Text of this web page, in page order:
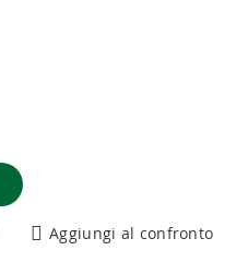
Aggiungi al confronto